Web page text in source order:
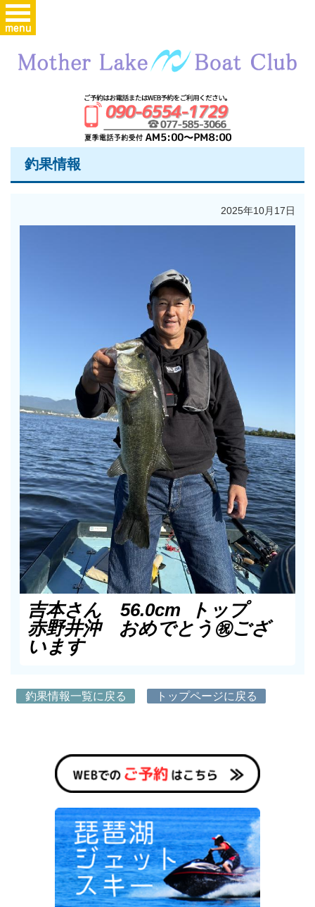
釣果情報
2025年10月17日
吉本さん 56.0cm トップ
赤野井沖 おめでとう㊗️ござ
います
釣果情報一覧に戻る トップページに戻る